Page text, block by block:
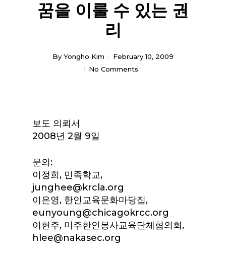
꿈을 이룰 수 있는 권
리
By Yongho Kim
February 10, 2009
No Comments
보도 의뢰서
2008년 2월 9일
문의:
이정희, 민족학교,
junghee@krcla.org
이은영, 한인교육문화마당집,
eunyoung@chicagokrcc.org
이현주, 미주한인봉사교육단체협의회,
hlee@nakasec.org